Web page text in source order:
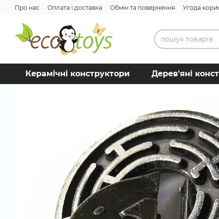
Перейти до основного контенту
Про нас Оплата і доставка Обмін та повернення Угода
Керамічні конструктори Дерев'яні